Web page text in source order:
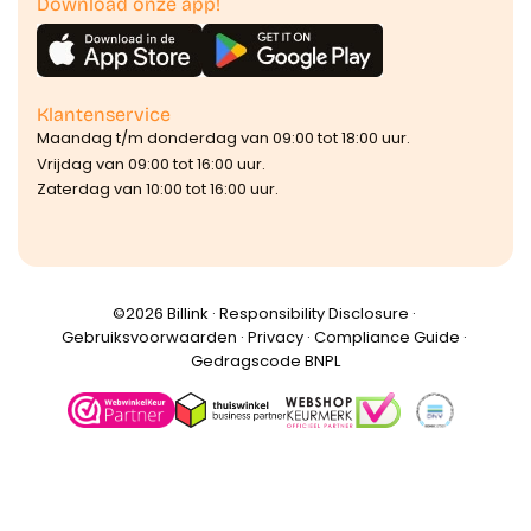
Klantenservice
Maandag t/m donderdag van 09:00 tot 18:00 uur.
Vrijdag van 09:00 tot 16:00 uur.
Zaterdag van 10:00 tot 16:00 uur.
©️2026 Billink · Responsibility Disclosure ·
Gebruiksvoorwaarden · Privacy· Compliance Guide ·
Gedragscode BNPL